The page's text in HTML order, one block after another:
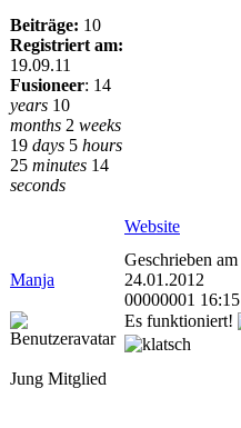
Beiträge: 10
Registriert am:
19.09.11
Fusioneer: 14
years 10
months 2 weeks
19 days 5 hours
25 minutes 14
seconds
Website
Manja
Geschrieben am
24.01.2012
00000001 16:15
Jung Mitglied
Es funktioniert!